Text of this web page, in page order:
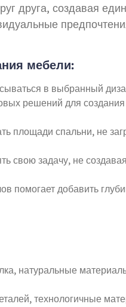
друга, создавая
мебели:
в выбранный
решений для
площади спальни, не
свою задачу, не
помогает добавить
натуральные
технологичные